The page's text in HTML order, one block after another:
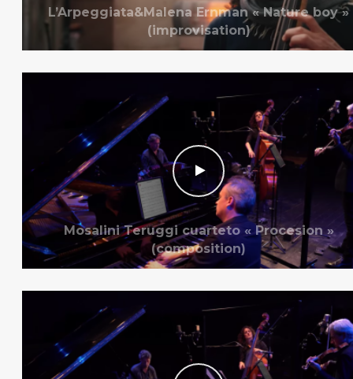
L’Arpeggiata&Malena Ernman « Nature boy »
(improvisation)
Mosalini Teruggi cuarteto « Procesion »
(composition)